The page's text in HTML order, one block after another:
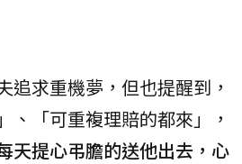
追求重機夢，但也提醒到，
、「可重複理賠的都來」，
天提心弔膽的送他出去，心